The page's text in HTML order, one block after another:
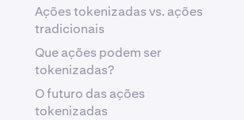
Ações tokenizadas vs. ações
tradicionais
Que ações podem ser
tokenizadas?
O futuro das ações
tokenizadas